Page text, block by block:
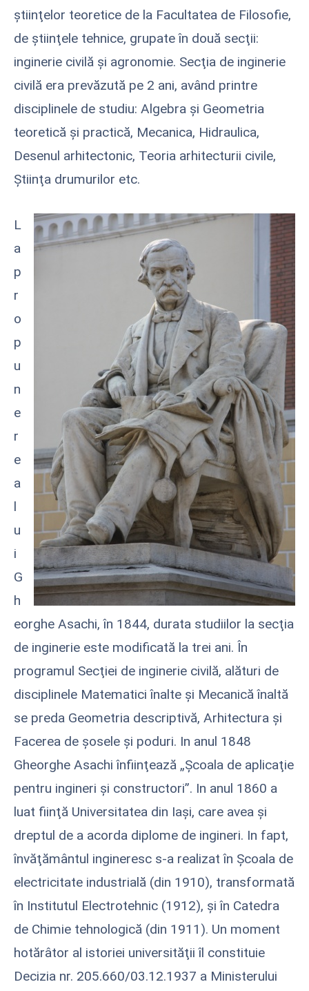
ştiinţelor teoretice de la Facultatea de Filosofie,
de ştiinţele tehnice, grupate în două secţii:
inginerie civilă şi agronomie. Secţia de inginerie
civilă era prevăzută pe 2 ani, având printre
disciplinele de studiu: Algebra şi Geometria
teoretică şi practică, Mecanica, Hidraulica,
Desenul arhitectonic, Teoria arhitecturii civile,
Ştiinţa drumurilor etc.
L
a
p
r
o
p
u
n
e
r
e
a
l
u
i
G
h
eorghe Asachi, în 1844, durata studiilor la secţia
de inginerie este modificată la trei ani. În
programul Secţiei de inginerie civilă, alături de
disciplinele Matematici înalte şi Mecanică înaltă
se preda Geometria descriptivă, Arhitectura şi
Facerea de şosele şi poduri. In anul 1848
Gheorghe Asachi înfiinţează „Şcoala de aplicaţie
pentru ingineri şi constructori”. In anul 1860 a
luat fiinţă Universitatea din Iaşi, care avea şi
dreptul de a acorda diplome de ingineri. In fapt,
învăţământul ingineresc s-a realizat în Şcoala de
electricitate industrială (din 1910), transformată
în Institutul Electrotehnic (1912), şi în Catedra
de Chimie tehnologică (din 1911). Un moment
hotărâtor al istoriei universităţii îl constituie
Decizia nr. 205.660/03.12.1937 a Ministerului